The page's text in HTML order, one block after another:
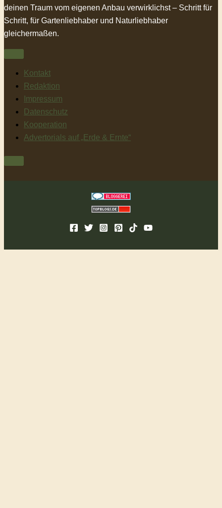
deinen Traum vom eigenen Anbau verwirklichst – Schritt für
Schritt, für Gartenliebhaber und Naturliebhaber
gleichermaßen.
Kontakt
Redaktion
Impressum
Datenschutz
Kooperation
Advertorials auf „Erde & Ernte“